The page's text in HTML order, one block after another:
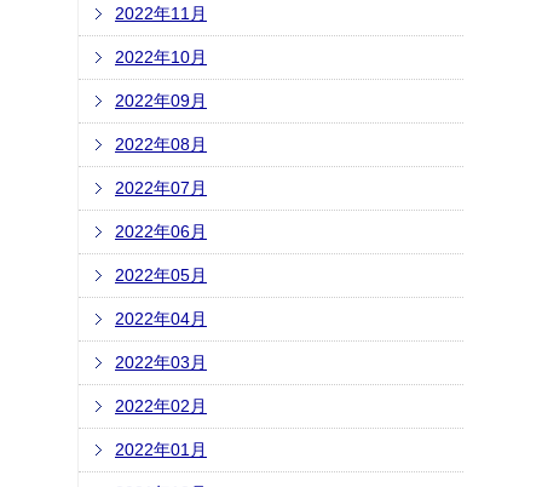
2022年11月
2022年10月
2022年09月
2022年08月
2022年07月
2022年06月
2022年05月
2022年04月
2022年03月
2022年02月
2022年01月